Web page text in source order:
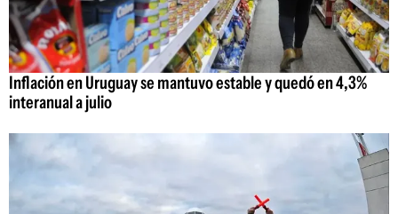
Inflación en Uruguay se mantuvo estable y quedó en 4,3%
interanual a julio